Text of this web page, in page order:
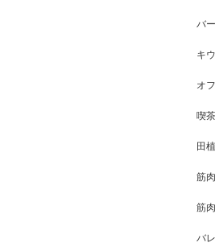
バ
キ
オ
喫
田
筋
筋
バ